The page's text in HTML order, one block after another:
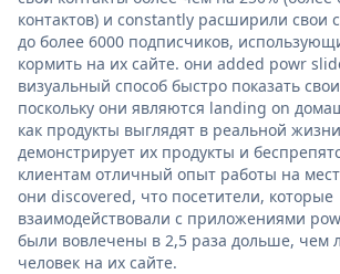
контактов) и constantly расширили свои
до более 6000 подписчиков,
кормить на их сайте. они added powr
визуальный способ быстро показать
поскольку они являются landing on
как продукты выглядят в реальной
демонстрирует их продукты и
клиентам отличный опыт работы на
они discovered, что посетители, которые
взаимодействовали с приложениями
были вовлечены в 2,5 раза дольше, чем
человек на их сайте.